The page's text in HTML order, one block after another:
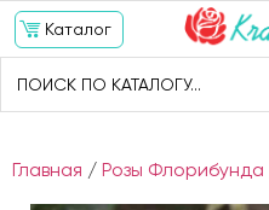
Каталог
Главная / Розы Флорибунда